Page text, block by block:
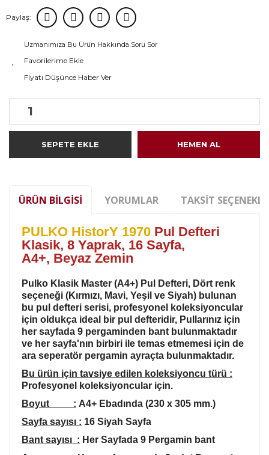
Paylaş:
Uzmanımıza Bu Ürün Hakkında Soru Sor
Fiyatı Düşünce Haber Ver
SEPETE EKLE HEMEN AL
ÜRÜN BILGISI YORUMLAR TAKSIT
PULKO HistorY 1970 Pul Defteri
Klasik, 8 Yaprak, 16 Sayfa,
A4+, Beyaz Zemin
Pulko Klasik Master (A4+) Pul Defteri, Dört renk
seçeneği (Kırmızı, Mavi, Yeşil ve Siyah) bulunan
bu pul defteri serisi, profesyonel koleksiyoncular
için oldukça ideal bir pul defteridir, Pullarınız için
her sayfada 9 pergaminden bant bulunmaktadır
ve her sayfa'nın birbiri ile temas etmemesi için de
ara seperatör pergamin ayraçta bulunmaktadır.
Bu ürün için tavsiye edilen koleksiyoncu türü :
Profesyonel koleksiyoncular için.
Boyut : A4+ Ebadında (230 x 305 mm.)
Sayfa sayısı : 16 Siyah Sayfa
Bant sayısı : Her Sayfada 9 Pergamin bant